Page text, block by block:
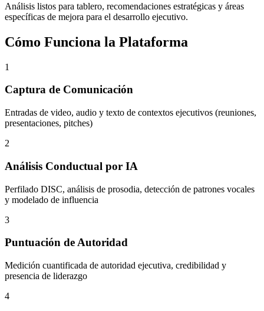
Análisis listos para tablero, recomendaciones estratégicas y áreas
específicas de mejora para el desarrollo ejecutivo.
Cómo Funciona la Plataforma
1
Captura de Comunicación
Entradas de video, audio y texto de contextos ejecutivos (reuniones,
presentaciones, pitches)
2
Análisis Conductual por IA
Perfilado DISC, análisis de prosodia, detección de patrones vocales
y modelado de influencia
3
Puntuación de Autoridad
Medición cuantificada de autoridad ejecutiva, credibilidad y
presencia de liderazgo
4